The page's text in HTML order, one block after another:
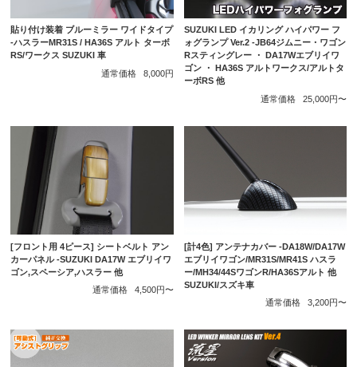
貼り付け装着 ブルーミラー ワイドタイプ
-ハスラーMR31S / HA36S アルト ターボ
RS/ワークス SUZUKI 車
通常価格
8,000円
SUZUKI LED イカリング ハイパワー フ
ォグランプ Ver.2 -JB64ジムニー・ワゴン
Rスティングレー ・ DA17Wエブリイワ
ゴン ・ HA36S アルトワークス/アルトタ
ーボRS 他
通常価格
25,000円〜
[フロント用 4ピース] シートベルト アン
カーパネル -SUZUKI DA17W エブリイワ
ゴン,スペーシア,ハスラー 他
通常価格
4,500円〜
[計4色] アンテナカバー -DA18W/DA17W
エブリイワゴン/MR31S/MR41S ハスラ
ー/MH34/44SワゴンR/HA36Sアルト 他
SUZUKI/スズキ車
通常価格
3,200円〜